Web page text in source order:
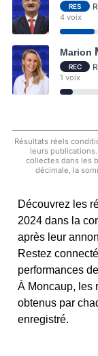
RES
4 voix
Marion
REC
1 voix
Résultats réels
leurs
collectes dans les
décimale, la
Découvrez les
2024 dans la
après leur
Restez
performances
À Moncaup, les
obtenus par
enregistré.